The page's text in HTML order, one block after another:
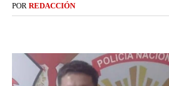
POR REDACCIÓN